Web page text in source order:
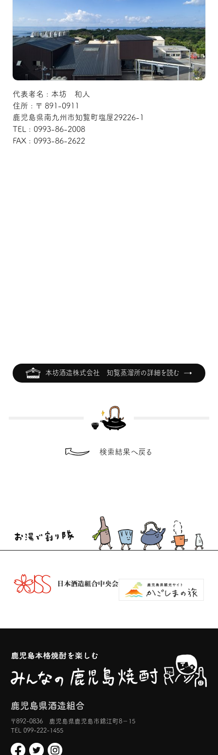
代表者名 : 本坊 和人
住所 : 〒 891-0911
鹿児島県南九州市知覧町塩屋29226-1
TEL : 0993-86-2008
FAX : 0993-86-2622
本坊酒造株式会社 知覧蒸溜所の詳細を読む
検索結果へ戻る
鹿児島県酒造組合
〒892-0836 鹿児島県鹿児島市錦江町8−15
TEL 099-222-1455